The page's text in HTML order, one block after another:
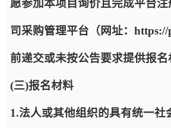
愿参加本项目询价且完成平台
司采购管理平台（网址：
前递交或未按公告要求提供报
(三)报名材料
1.法人或其他组织的具有统一